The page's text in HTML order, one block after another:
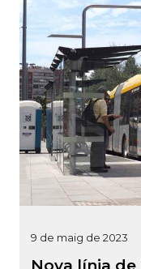
9 de maig de 2023
Nova línia de